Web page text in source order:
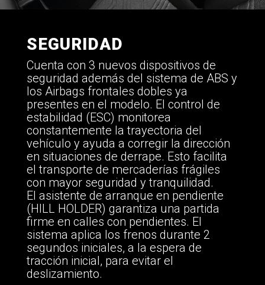
SEGURIDAD
Cuenta con 3 nuevos dispositivos de
seguridad además del sistema de ABS y
los Airbags frontales dobles ya
presentes en el modelo. El control de
estabilidad (ESC) monitorea
constantemente la trayectoria del
vehículo y ayuda a corregir la dirección
en situaciones de derrape. Esto facilita
el transporte de mercaderías frágiles
con mayor seguridad y tranquilidad.
El asistente de arranque en pendiente
(HILL HOLDER) garantiza una partida
firme en calles con pendientes. El
sistema aplica los frenos durante 2
segundos iniciales, a la espera de
tracción inicial, para evitar el
deslizamiento.